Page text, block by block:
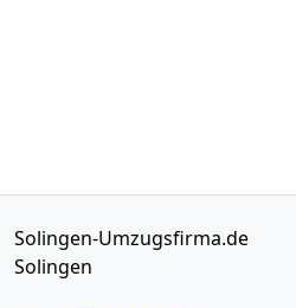
Solingen-Umzugsfirma.de
Solingen